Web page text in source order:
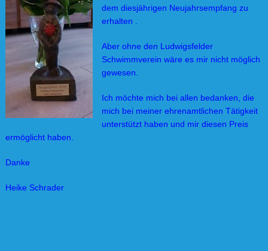
dem diesjährigen Neujahrsempfang zu
erhalten .
Aber ohne den Ludwigsfelder
Schwimmverein wäre es mir nicht möglich
gewesen.
Ich möchte mich bei allen bedanken, die
mich bei meiner ehrenamtlichen Tätigkeit
unterstützt haben und mir diesen Preis
ermöglicht haben.
Danke
Heike Schrader